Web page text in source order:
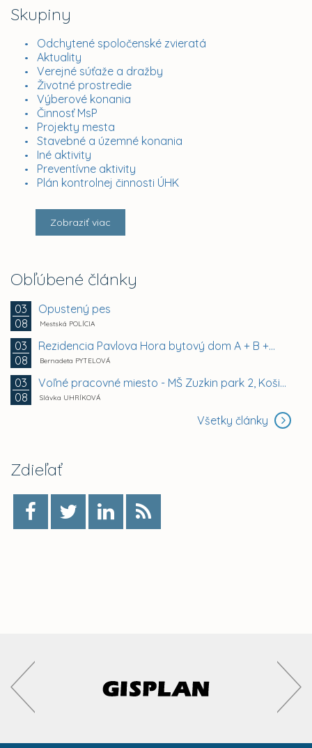
Skupiny
Odchytené spoločenské zvieratá
Aktuality
Verejné súťaže a dražby
Životné prostredie
Výberové konania
Činnosť MsP
Projekty mesta
Stavebné a územné konania
Iné aktivity
Preventívne aktivity
Plán kontrolnej činnosti ÚHK
Zobraziť viac
Obľúbené články
03
08
Opustený pes
Mestská POLÍCIA
03
08
Rezidencia Pavlova Hora bytový dom A + B +...
Bernadeta PYTELOVÁ
03
08
Voľné pracovné miesto - MŠ Zuzkin park 2, Košice -...
Slávka UHRÍKOVÁ
Všetky články
Zdieľať